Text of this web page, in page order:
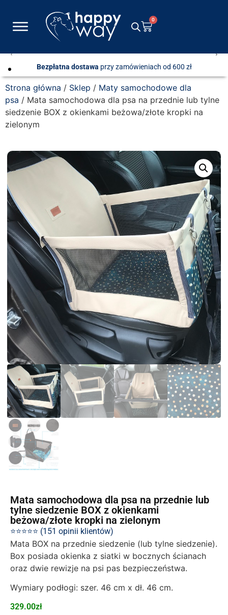
0
Bezpłatna dostawa przy zamówieniach od 600 zł
Strona główna / Sklep / Maty samochodowe dla
psa / Mata samochodowa dla psa na przednie lub tylne
siedzenie BOX z okienkami beżowa/złote kropki na
zielonym
Mata samochodowa dla psa na przednie lub
tylne siedzenie BOX z okienkami
beżowa/złote kropki na zielonym
⭐⭐⭐⭐⭐ (151 opinii klientów)
Mata BOX na przednie siedzenie (lub tylne siedzenie).
Box posiada okienka z siatki w bocznych ścianach
oraz dwie rewizje na psi pas bezpieczeństwa.
Wymiary podłogi: szer. 46 cm x dł. 46 cm.
329.00zł